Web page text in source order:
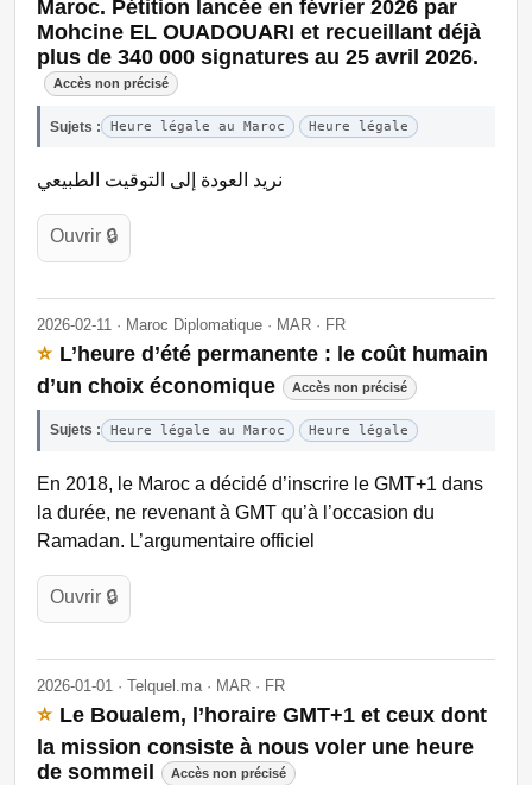
Maroc. Pétition lancée en février 2026 par
Mohcine EL OUADOUARI et recueillant déjà
plus de 340 000 signatures au 25 avril 2026.
Accès non précisé
Sujets : Heure légale au Maroc Heure légale
نريد العودة إلى التوقيت الطبيعي
Ouvrir 🔒
2026-02-11 · Maroc Diplomatique · MAR · FR
⭐ L’heure d’été permanente : le coût humain
d’un choix économique
Accès non précisé
Sujets : Heure légale au Maroc Heure légale
En 2018, le Maroc a décidé d’inscrire le GMT+1 dans
la durée, ne revenant à GMT qu’à l’occasion du
Ramadan. L’argumentaire officiel
Ouvrir 🔒
2026-01-01 · Telquel.ma · MAR · FR
⭐ Le Boualem, l’horaire GMT+1 et ceux dont
la mission consiste à nous voler une heure
de sommeil
Accès non précisé